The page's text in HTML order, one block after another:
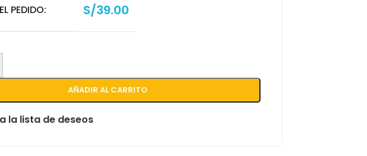
PEDIDO: S/39.00
AÑADIR AL CARRITO
la lista de deseos